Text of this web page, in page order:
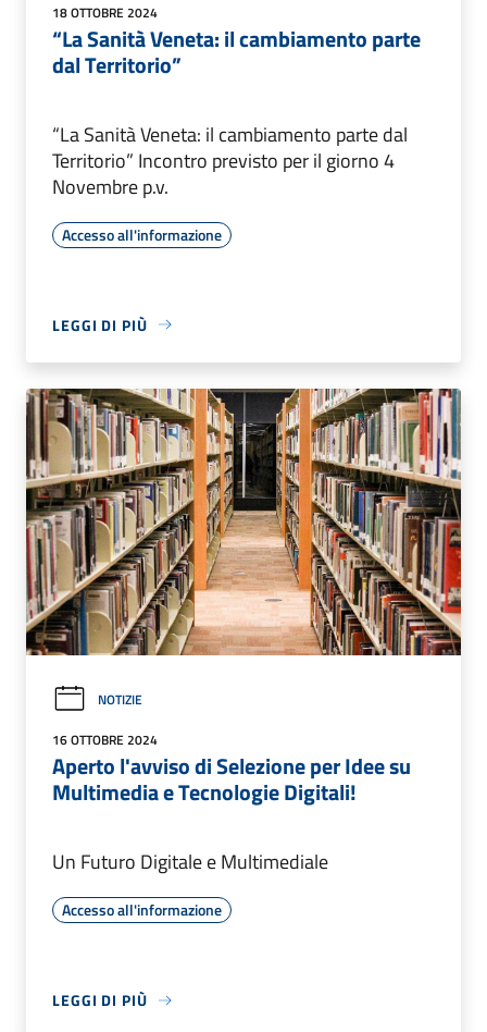
18 OTTOBRE 2024
“La Sanità Veneta: il cambiamento parte
dal Territorio”
“La Sanità Veneta: il cambiamento parte dal
Territorio” Incontro previsto per il giorno 4
Novembre p.v.
Accesso all'informazione
LEGGI DI PIÙ
NOTIZIE
16 OTTOBRE 2024
Aperto l'avviso di Selezione per Idee su
Multimedia e Tecnologie Digitali!
Un Futuro Digitale e Multimediale
Accesso all'informazione
LEGGI DI PIÙ